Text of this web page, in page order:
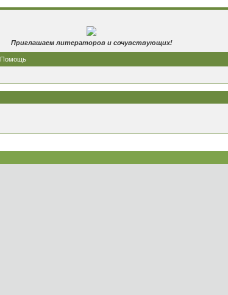
Приглашаем литераторов и сочувствующих!
Помощь